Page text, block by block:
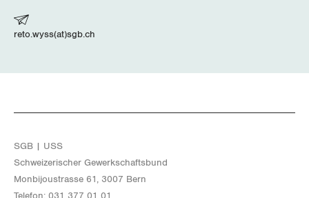
reto.wyss(at)sgb.ch
SGB | USS
Schwei­ze­ri­scher Ge­werk­schafts­bund
Mon­bi­joustras­se 61, 3007 Bern
Te­le­fon: 031 377 01 01